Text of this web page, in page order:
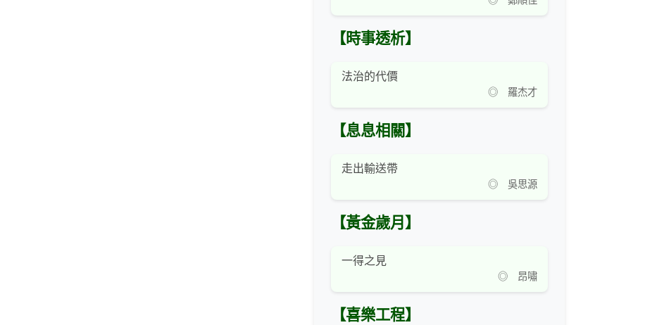
【時事透析】
法治的代價
◎ 羅杰才
【息息相關】
走出輸送帶
◎ 吳思源
【黃金歲月】
一得之見
◎ 昂嘯
【喜樂工程】